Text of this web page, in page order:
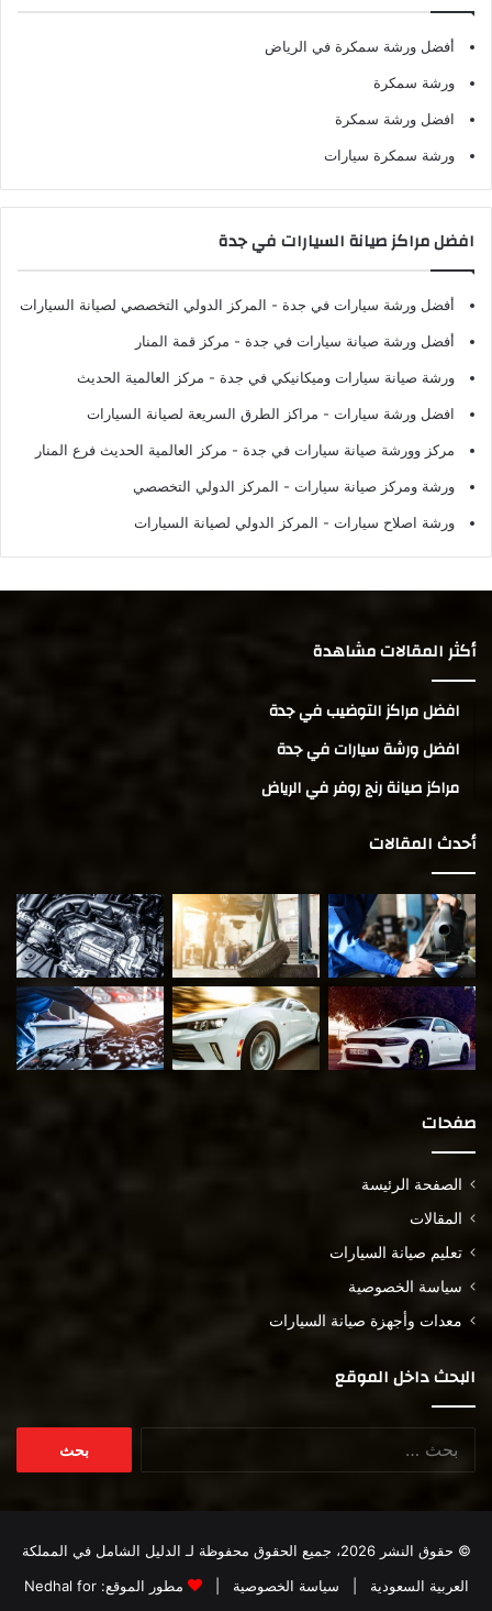
أفضل ورشة سمكرة في الرياض
ورشة سمكرة
افضل ورشة سمكرة
ورشة سمكرة سيارات
افضل مراكز صيانة السيارات في جدة
أفضل ورشة سيارات في جدة - المركز الدولي التخصصي لصيانة السيارات
أفضل ورشة صيانة سيارات في جدة - مركز قمة المنار
ورشة صيانة سيارات وميكانيكي في جدة - مركز العالمية الحديث
افضل ورشة سيارات - مراكز الطرق السريعة لصيانة السيارات
مركز وورشة صيانة سيارات في جدة - مركز العالمية الحديث فرع المنار
ورشة ومركز صيانة سيارات - المركز الدولي التخصصي
ورشة اصلاح سيارات - المركز الدولي لصيانة السيارات
أكثر المقالات مشاهدة
افضل مراكز التوضيب في جدة
افضل ورشة سيارات في جدة
مراكز صيانة رنج روفر في الرياض
أحدث المقالات
صفحات
الصفحة الرئيسة
المقالات
تعليم صيانة السيارات
سياسة الخصوصية
معدات وأجهزة صيانة السيارات
البحث داخل الموقع
© حقوق النشر 2026، جميع الحقوق محفوظة لـ
الدليل الشامل في المملكة
العربية السعودية
سياسة الخصوصية | مطور الموقع:Nedhal for